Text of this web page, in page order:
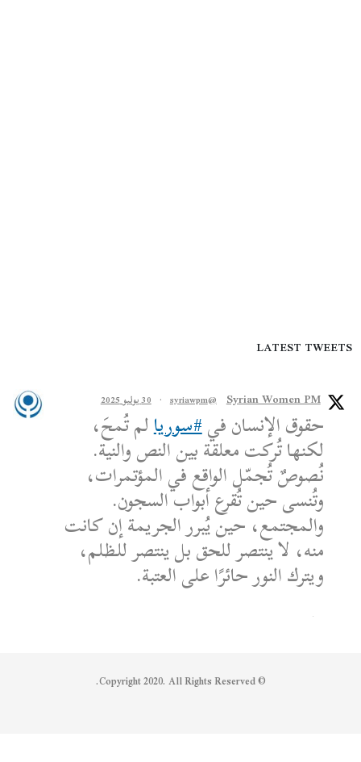
LATEST TWEETS
Syrian Women PM
@syriawpm
· 30 يوليو 2025
حقوق الإنسان في#سوريالم تُمحَ،
لكنها تُركت معلقة بين النص والنية.
نُصوصٌ تُجمّل الواقع في المؤتمرات،
وتُنسى حين تُقرع أبواب السجون.
والمجتمع، حين يُبرر الجريمة إن كانت
منه، لا ينتصر للحق بل ينتصر للظلم،
ويترك النور حائرًا على العتبة.
الكاتب: محمد الشماع
© Copyright 2020. All Rights Reserved.